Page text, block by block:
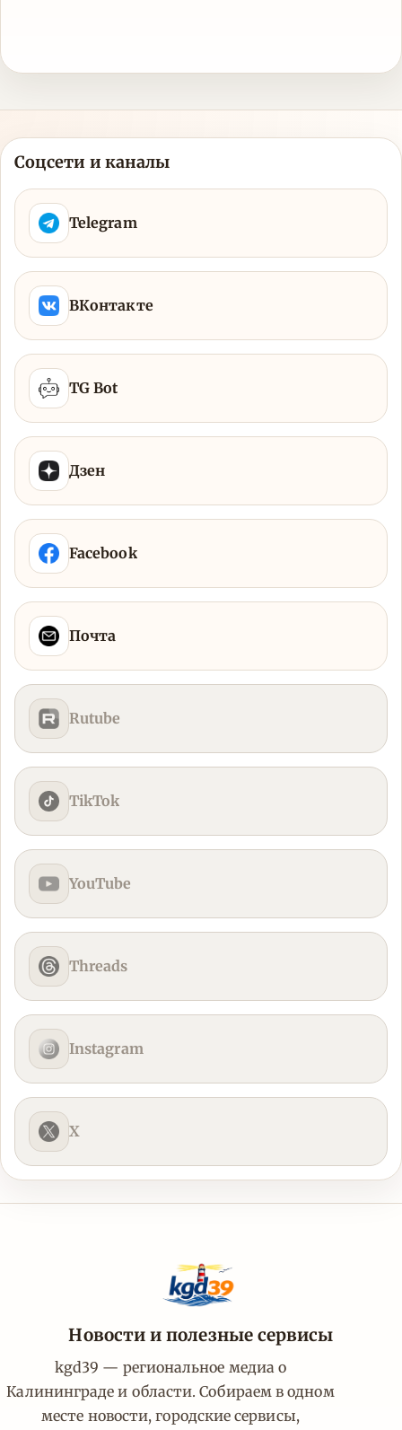
Соцсети и каналы
Telegram
ВКонтакте
TG Bot
Дзен
Facebook
Почта
Rutube
TikTok
YouTube
Threads
Instagram
X
Новости и полезные сервисы
kgd39 — региональное медиа о
Калининграде и области. Собираем в одном
месте новости, городские сервисы,